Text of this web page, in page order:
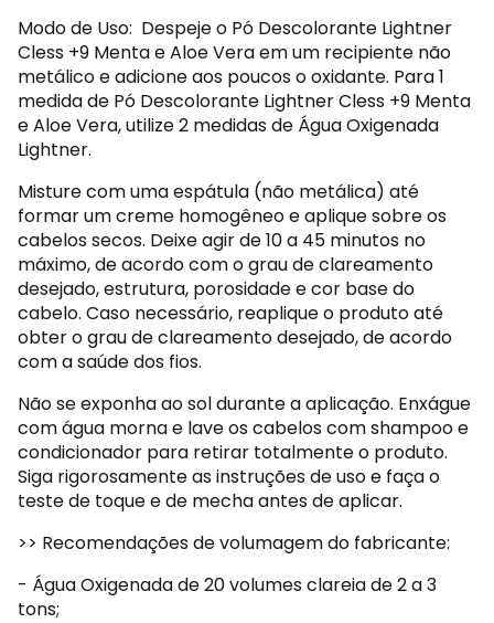
Modo de Uso: Despeje o Pó Descolorante Lightner
Cless +9 Menta e Aloe Vera em um recipiente não
metálico e adicione aos poucos o oxidante. Para 1
medida de Pó Descolorante Lightner Cless +9 Menta
e Aloe Vera, utilize 2 medidas de Água Oxigenada
Lightner.
Misture com uma espátula (não metálica) até
formar um creme homogêneo e aplique sobre os
cabelos secos. Deixe agir de 10 a 45 minutos no
máximo, de acordo com o grau de clareamento
desejado, estrutura, porosidade e cor base do
cabelo. Caso necessário, reaplique o produto até
obter o grau de clareamento desejado, de acordo
com a saúde dos fios.
Não se exponha ao sol durante a aplicação. Enxágue
com água morna e lave os cabelos com shampoo e
condicionador para retirar totalmente o produto.
Siga rigorosamente as instruções de uso e faça o
teste de toque e de mecha antes de aplicar.
>> Recomendações de volumagem do fabricante:
- Água Oxigenada de 20 volumes clareia de 2 a 3
tons;